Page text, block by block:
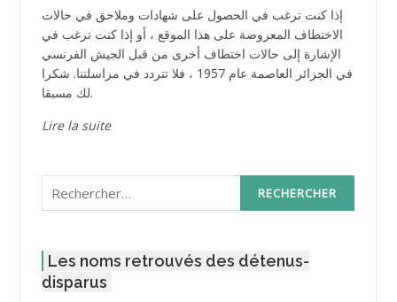
إذا كنت ترغب في الحصول على شهادات وملاحق في حالات
الاختطاف المعروضة على هذا الموقع ، أو إذا كنت ترغب في
الإشارة إلى حالات اختطاف أخرى من قبل الجيش الفرنسي
في الجزائر العاصمة عام 1957 ، فلا تتردد في مراسلتنا. شكرا
لك مسبقا.
Lire la suite
Rechercher :
Les noms retrouvés des détenus-
disparus